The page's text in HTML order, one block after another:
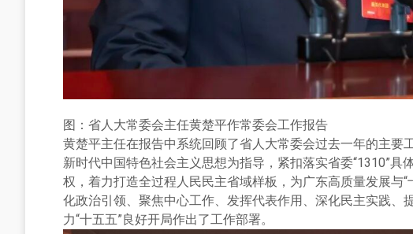
图：省人大常委会主任黄楚平作常委会工作报告
黄楚平主任在报告中系统回顾了省人大常委会过去一年的主要
新时代中国特色社会主义思想为指导，紧扣落实省委“1310”
权，着力打造全过程人民民主省域样板，为广东高质量发展与
化政治引领、聚焦中心工作、发挥代表作用、深化民主实践、
力“十五五”良好开局作出了工作部署。